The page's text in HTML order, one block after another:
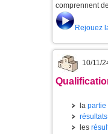
comprennent
Rejouez
10/11/
la partie
les